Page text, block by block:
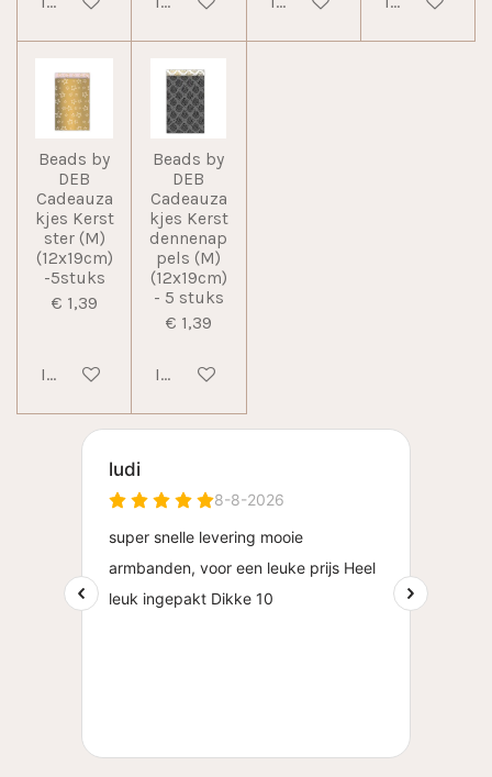
Beads by
DEB
Cadeauza
kjes Kerst
ster (M)
(12x19cm)
-5stuks
€ 1,39
In winkelwagen
Beads by
DEB
Cadeauza
kjes Kerst
dennenap
pels (M)
(12x19cm)
- 5 stuks
€ 1,39
In winkelwagen